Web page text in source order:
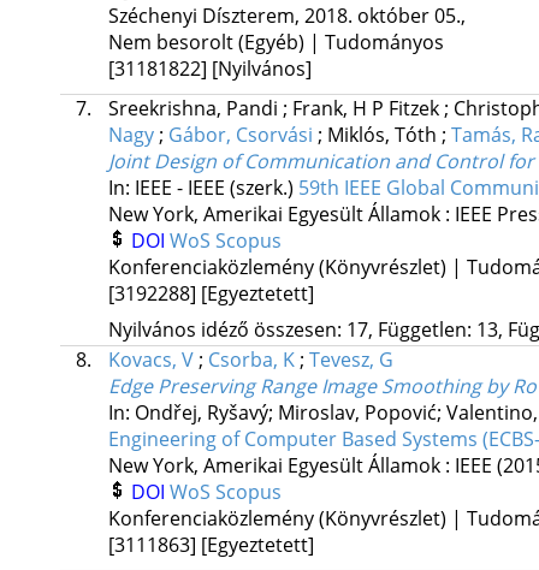
Széchenyi Díszterem, 2018. október 05.,
Nem besorolt (Egyéb) | Tudományos
[31181822] [Nyilvános]
7.
Sreekrishna, Pandi ; Frank, H P Fitzek;
Nagy; Gábor, Csorvási ; Miklós, Tóth ; Tamás,
Joint Design of Communication and Control
In: IEEE - IEEE (szerk.) 59th IEEE Global
New York, Amerikai Egyesült Államok : IEEE
DOI WoS Scopus
Konferenciaközlemény (Könyvrészlet) |
[3192288] [Egyeztetett]
Nyilvános idéző összesen: 17, Független: 13,
8.
Kovacs, V; Csorba, K; Tevesz, G
Edge Preserving Range Image Smoothing by
In: Ondřej, Ryšavý; Miroslav, Popović;
Engineering of Computer Based Systems (ECBS-
New York, Amerikai Egyesült Államok : IEEE
DOI WoS Scopus
Konferenciaközlemény (Könyvrészlet) |
[3111863] [Egyeztetett]